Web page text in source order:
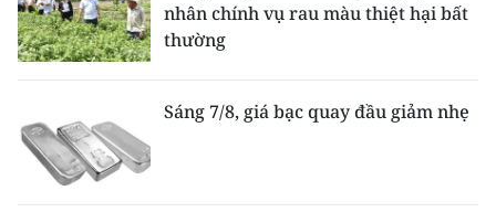
nhân chính vụ rau màu thiệt hại bất
thường
Sáng 7/8, giá bạc quay đầu giảm nhẹ